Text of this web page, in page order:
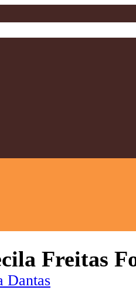
Freitas
Dantas